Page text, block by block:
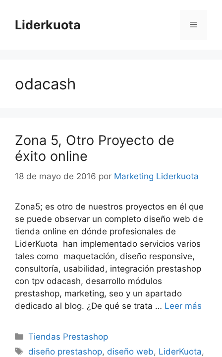
contenido
Liderkuota Menú
odacash
Zona 5, Otro Proyecto de
éxito online
18 de mayo de 2016 por Marketing Liderkuota
Zona5; es otro de nuestros proyectos en él que
se puede observar un completo diseño web de
tienda online en dónde profesionales de
LiderKuota han implementado servicios varios
tales como maquetación, diseño responsive,
consultoría, usabilidad, integración prestashop
con tpv odacash, desarrollo módulos
prestashop, marketing, seo y un apartado
dedicado al blog. ¿De qué se trata … Leer más
Categorías
Tiendas Prestashop
Etiquetas
diseño prestashop, diseño web, LiderKuota,